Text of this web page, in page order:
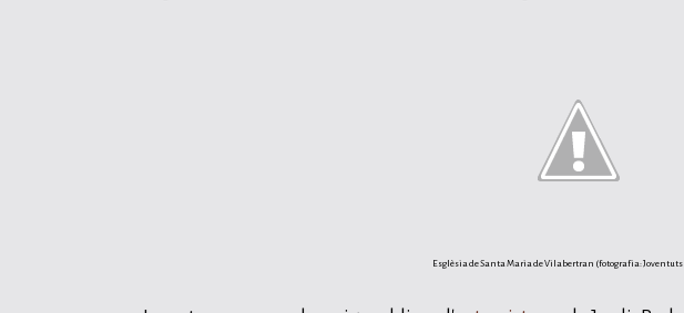
Esglèsia de Santa Maria de Vilabertran (fotografia: